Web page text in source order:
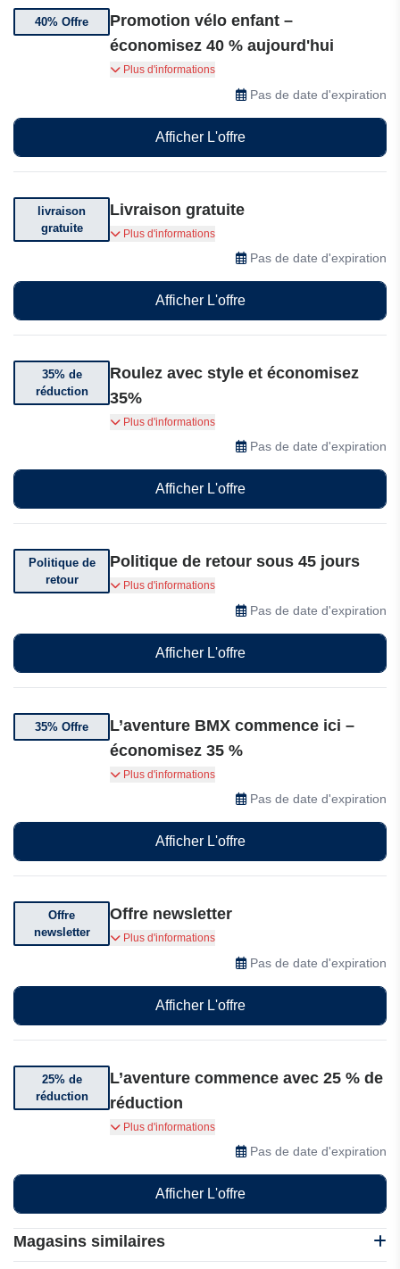
Magasins similaires
40% Offre
Promotion vélo enfant –
économisez 40 % aujourd'hui
Offrez à votre enfant son premier vélo avec le
Glerc 12" Kids Vintage Bike. Disponible
maintenant à seulement 83,99 $ au lieu de
139,99 $. Offre limitée ! Acheter maintenant
Plus d'informations
Pas de date d'expiration
Afficher L'offre
livraison
gratuite
Livraison gratuite
Livraison gratuite. Voir conditions générales.
Plus d'informations
Pas de date d'expiration
Afficher L'offre
35% de
réduction
Roulez avec style et économisez
35%
Roulez avec style et économisez 35 %. Profitez
du confort du Glerc 20" Best Beach Cruiser
Hybrid Kids Bike - Missy. Disponible à 181,99 $
au lieu de 279,99 $.
Plus d'informations
Pas de date d'expiration
Afficher L'offre
Politique de
retour
Politique de retour sous 45 jours
Vous pouvez retourner votre commande sous 45
Plus d'informations
Pas de date d'expiration
Afficher L'offre
35% Offre
L’aventure BMX commence ici –
économisez 35 %
Découvrez le Glerc 12" BMX Style Kids Bike with
Coaster Brake - Starry à seulement 97,99 $ au
lieu de 149,99 $.. Profiter de l'offre. L’aventure
BMX commence ici – économisez 35 %.
Plus d'informations
Pas de date d'expiration
Afficher L'offre
Offre
newsletter
Offre newsletter
Abonnez-vous pour recevoir des remises
Plus d'informations
Pas de date d'expiration
Afficher L'offre
25% de
réduction
L’aventure commence avec 25 % de
réduction
L’aventure commence avec 25 % de réduction.
Partez à la découverte avec le Glerc 24"
Mountain Bike For Beginner - Mars. Disponible à
281,99 $ au lieu de 374,99 $. Rouler maintenant
Plus d'informations
Pas de date d'expiration
Afficher L'offre